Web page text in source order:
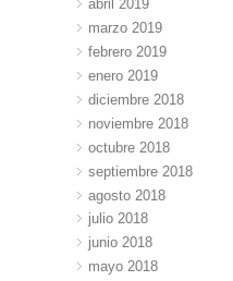
abril 2019
marzo 2019
febrero 2019
enero 2019
diciembre 2018
noviembre 2018
octubre 2018
septiembre 2018
agosto 2018
julio 2018
junio 2018
mayo 2018